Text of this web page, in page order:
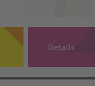
Details